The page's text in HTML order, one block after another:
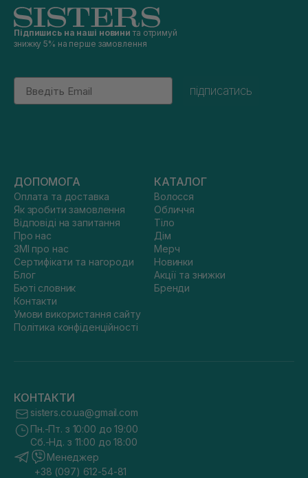
Підпишись на наші новини та отримуй
знижку 5% на перше замовлення
Email
підписатись
ДОПОМОГА
Оплата та доставка
Як зробити замовлення
Відповіді на запитання
Про нас
ЗМІ про нас
Сертифікати та нагороди
Блог
Бюті словник
Контакти
Умови використання сайту
Політика конфіденційності
КАТАЛОГ
Волосся
Обличчя
Тіло
Дім
Мерч
Новинки
Акції та знижки
Бренди
КОНТАКТИ
sisters.co.ua@gmail.com
Пн.-Пт. з 10:00 до 19:00
Сб.-Нд. з 11:00 до 18:00
Менеджер
+38 (097) 612-54-81